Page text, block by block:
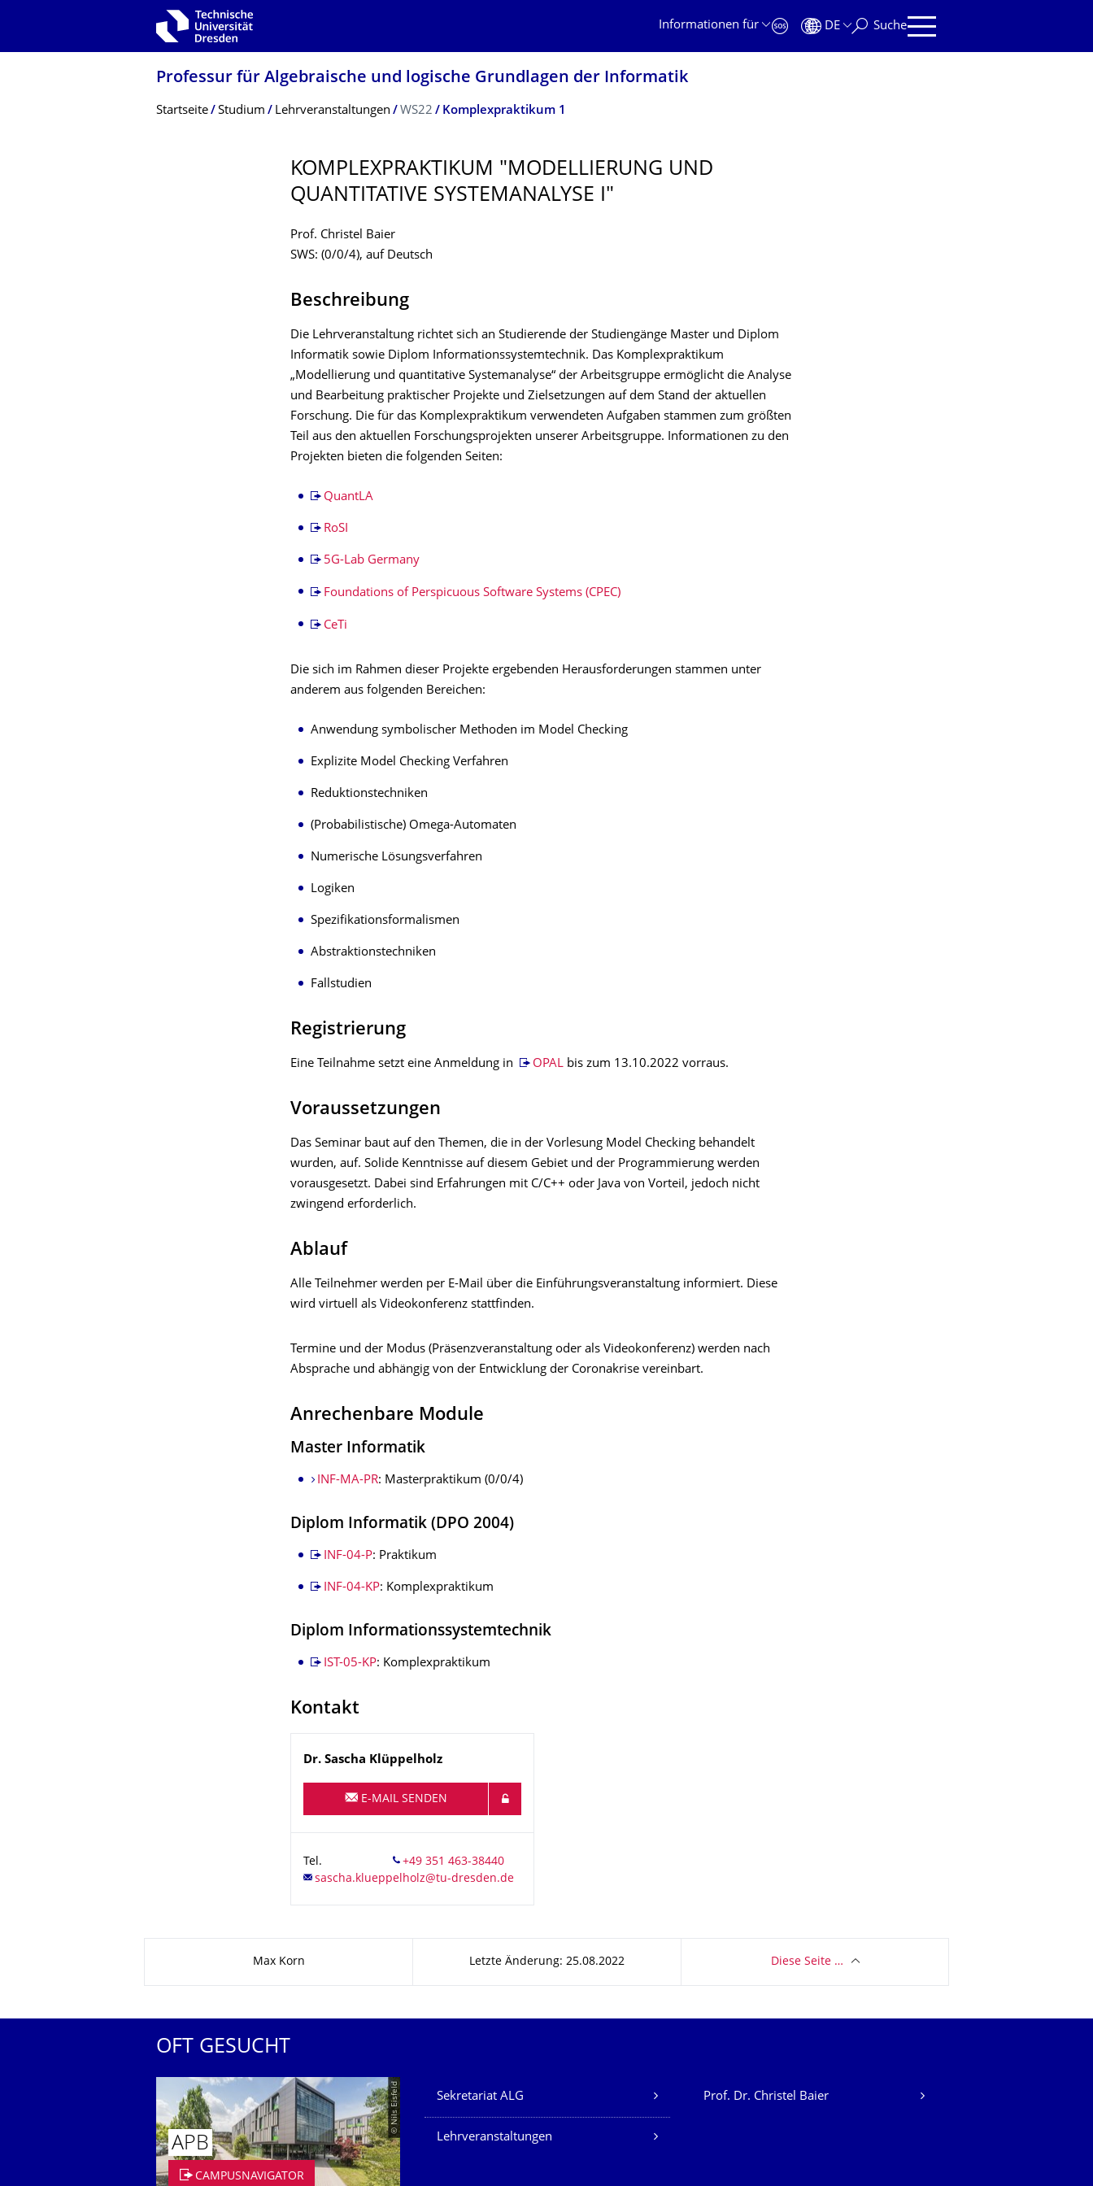
Zur Hauptnavigation springen
Informationen für
DE Suche
Professur für Algebraische und logische Grundlagen der Informatik
Breadcrumb-Menü
Startseite Studium Lehrveranstaltungen WS22 Komplexpraktikum 1
KOMPLEXPRAKTI­KUM "MODELLIERUNG UND
QUANTITATIVE SYSTEMANALYSE I"
Prof. Christel Baier
SWS: (0/0/4), auf Deutsch
Beschreibung
Die Lehrveranstaltung richtet sich an Studierende der Studiengänge Master und Diplom
Informatik sowie Diplom Informationssystemtechnik. Das Komplexpraktikum
„Modellierung und quantitative Systemanalyse“ der Arbeitsgruppe ermöglicht die Analyse
und Bearbeitung praktischer Projekte und Zielsetzungen auf dem Stand der aktuellen
Forschung. Die für das Komplexpraktikum verwendeten Aufgaben stammen zum größten
Teil aus den aktuellen Forschungsprojekten unserer Arbeitsgruppe. Informationen zu den
Projekten bieten die folgenden Seiten:
QuantLA
RoSI
5G-Lab Germany
Foundations of Perspicuous Software Systems (CPEC)
CeTi
Die sich im Rahmen dieser Projekte ergebenden Herausforderungen stammen unter
anderem aus folgenden Bereichen:
Anwendung symbolischer Methoden im Model Checking
Explizite Model Checking Verfahren
Reduktionstechniken
(Probabilistische) Omega-Automaten
Numerische Lösungsverfahren
Logiken
Spezifikationsformalismen
Abstraktionstechniken
Fallstudien
Registrierung
Eine Teilnahme setzt eine Anmeldung in OPALbis zum 13.10.2022 vorraus.
Voraussetzungen
Das Seminar baut auf den Themen, die in der Vorlesung Model Checking behandelt
wurden, auf. Solide Kenntnisse auf diesem Gebiet und der Programmierung werden
vorausgesetzt. Dabei sind Erfahrungen mit C/C++ oder Java von Vorteil, jedoch nicht
zwingend erforderlich.
Ablauf
Alle Teilnehmer werden per E-Mail über die Einführungsveranstaltung informiert. Diese
wird virtuell als Videokonferenz stattfinden.
Termine und der Modus (Präsenzveranstaltung oder als Videokonferenz) werden nach
Absprache und abhängig von der Entwicklung der Coronakrise vereinbart.
Anrechenbare Module
Master Informatik
INF-MA-PR: Masterpraktikum (0/0/4)
Diplom Informatik (DPO 2004)
INF-04-P: Praktikum
INF-04-KP: Komplexpraktikum
Diplom Informationssystemtechnik
IST-05-KP: Komplexpraktikum
Kontakt
Name
Dr. Sascha Klüppelholz
E-MAIL SENDEN
Tel.
Max Korn Letzte Änderung: 25.08.2022 Diese Seite …
OFT GESUCHT
© Nils Eisfeld
APB
CAMPUSNAVIGATOR
Unsere Dienste
Sekretariat ALG Prof. Dr. Christel Baier
Lehrveranstaltungen